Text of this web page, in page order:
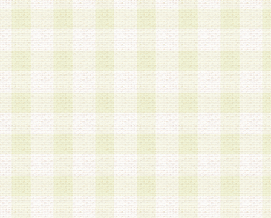
ならないものとします。
4.当社は、会員によるログインIDおよびパスワー
盗用など第三者の利用に伴う損害の発生について
き事由の有無、その他原因の如何を問わず、一切
のとします。
第5条 会員の登録情報
1.当社は、会員の登録情報に含まれる氏名・住所
アドレス等会員個人を識別できる情報を当社が別
シーポリシー
」に基づき適切に取り扱うものとし
は、当該個人情報を以下の各号に定める目的に利
す。なお、これら事項以外の目的で個人情報を利
かじめ会員の同意を得たうえで利用するものとし